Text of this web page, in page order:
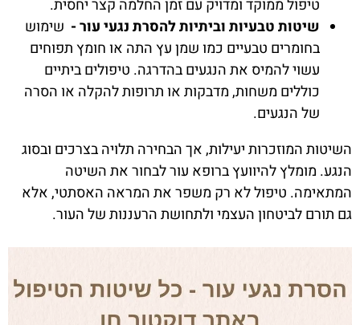
טיפול ממוקד ומדויק עם זמן החלמה קצר יחסית.
שיטות טבעיות וביתיות להסרת נגעי עור - שימוש
בחומרים טבעיים כמו שמן עץ התה או חומץ תפוחים
עשוי להמיס את הנגעים בהדרגה. טיפולים ביתיים
כוללים משחות, מדבקות או תרופות להקלה או הסרה
של הנגעים.
השיטות המוזכרות יעילות, אך הבחירה תלויה בצרכים ובסוג
הנגע. מומלץ להיוועץ ברופא עור לבחור את השיטה
המתאימה. טיפול לא רק משפר את המראה האסתטי, אלא
גם תורם לביטחון העצמי ולתחושת הרעננות של העור.